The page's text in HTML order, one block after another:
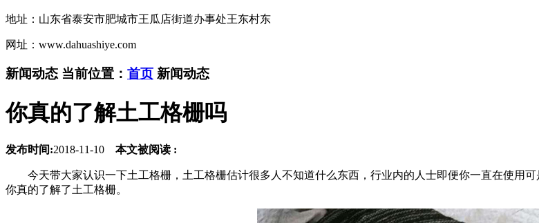
地址：山东省泰安市肥城市王瓜店街道办事处王东村东
网址：www.dahuashiye.com
新闻动态 当前位置： 首页 新闻动态
你真的了解土工格栅吗
发布时间:2018-11-10 本文被阅读 :
今天带大家认识一下土工格栅，土工格栅估计很多人不知道什么东西，行业内的人士即便你一直在使用可
你真的了解了土工格栅。